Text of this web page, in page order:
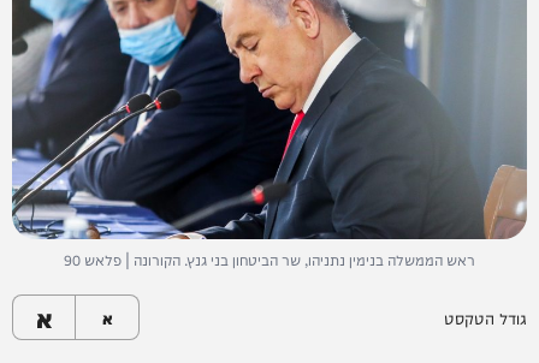
ראש הממשלה בנימין נתניהו, שר הביטחון בני גנץ. הקורונה | פלאש 90
גודל הטקסט א א